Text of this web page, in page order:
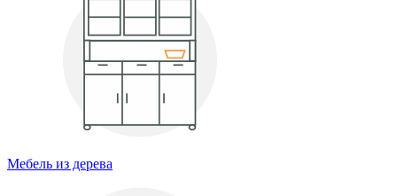
Мебель из дерева